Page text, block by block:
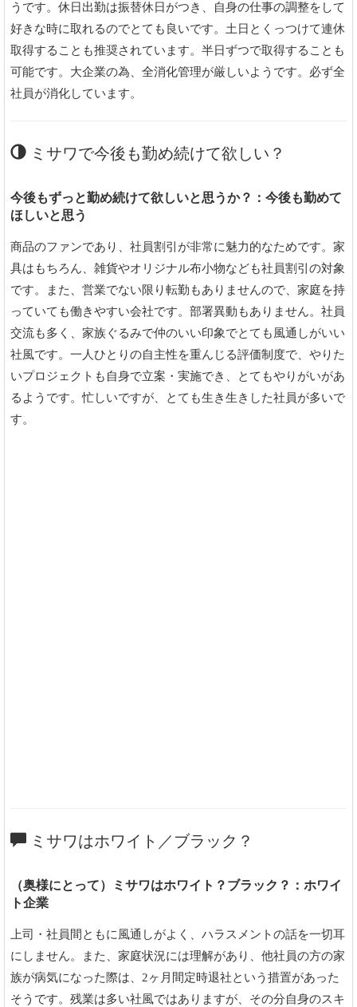
うです。休日出勤は振替休日がつき、自身の仕事の調整をして
好きな時に取れるのでとても良いです。土日とくっつけて連休
取得することも推奨されています。半日ずつで取得することも
可能です。大企業の為、全消化管理が厳しいようです。必ず全
社員が消化しています。
ミサワで今後も勤め続けて欲しい？
今後もずっと勤め続けて欲しいと思うか？：今後も勤めて
ほしいと思う
商品のファンであり、社員割引が非常に魅力的なためです。家
具はもちろん、雑貨やオリジナル布小物なども社員割引の対象
です。また、営業でない限り転勤もありませんので、家庭を持
っていても働きやすい会社です。部署異動もありません。社員
交流も多く、家族ぐるみで仲のいい印象でとても風通しがいい
社風です。一人ひとりの自主性を重んじる評価制度で、やりた
いプロジェクトも自身で立案・実施でき、とてもやりがいがあ
るようです。忙しいですが、とても生き生きした社員が多いで
す。
ミサワはホワイト／ブラック？
（奥様にとって）ミサワはホワイト？ブラック？：ホワイ
ト企業
上司・社員間ともに風通しがよく、ハラスメントの話を一切耳
にしません。また、家庭状況には理解があり、他社員の方の家
族が病気になった際は、2ヶ月間定時退社という措置があった
そうです。残業は多い社風ではありますが、その分自身のスキ